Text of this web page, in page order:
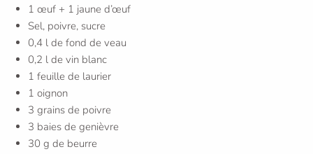
1 œuf + 1 jaune d’œuf
Sel, poivre, sucre
0,4 l de fond de veau
0,2 l de vin blanc
1 feuille de laurier
1 oignon
3 grains de poivre
3 baies de genièvre
30 g de beurre